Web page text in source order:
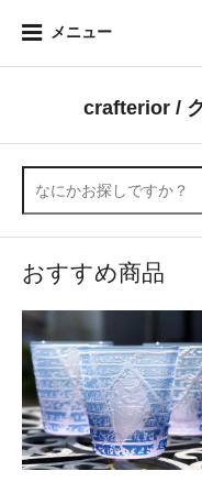
メニュー
crafterior /
おすすめ商品